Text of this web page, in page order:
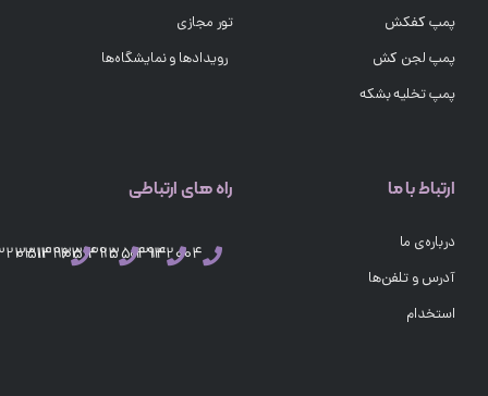
پمپ کفکش
پمپ لجن کش
پمپ تخلیه بشکه
تور مجازی
رویدادها و نمایشگاه‌ها
ارتباط با ما
درباره‌ی ما
آدرس و تلفن‌ها
استخدام
راه های ارتباطی
03132004
03132351494
03132351495
03132351496